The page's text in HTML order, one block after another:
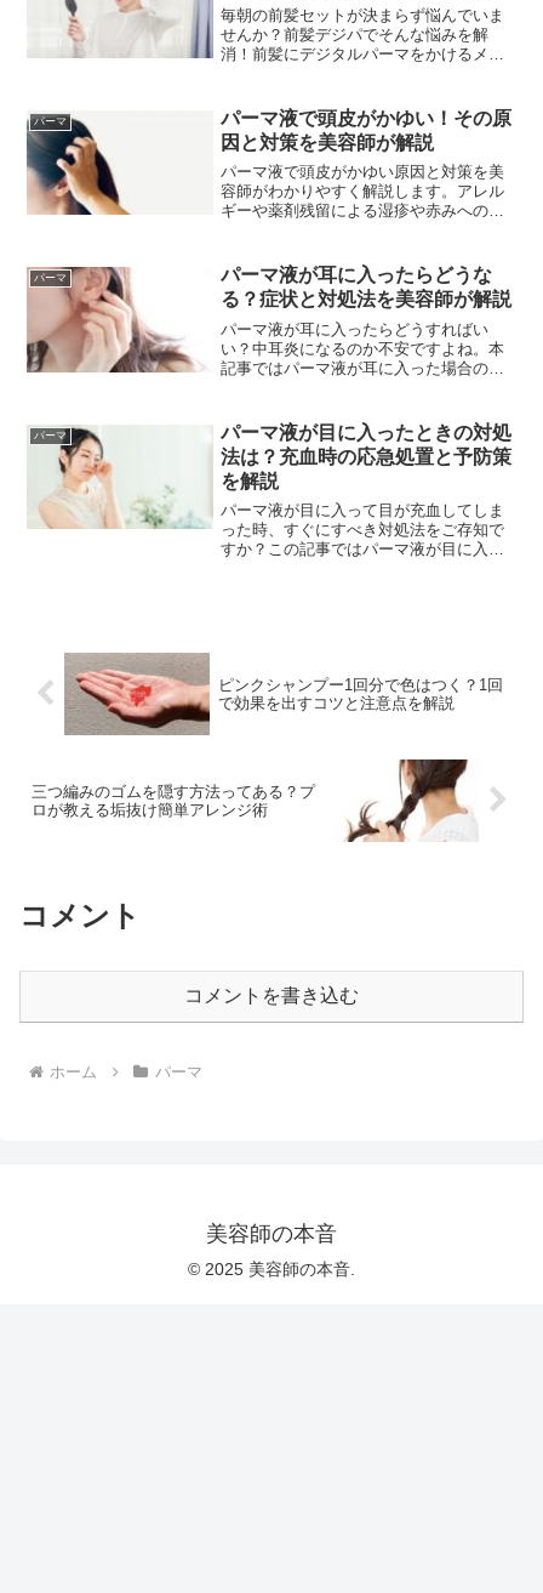
毎朝の前髪セットが決まらず悩んでいま
せんか？前髪デジパでそんな悩みを解
消！前髪にデジタルパーマをかけるメリ
りやすく解説します。この記事を読めば
理想の前髪に近づくヒントが見つかりま
す。
パーマ
パーマ液で頭皮がかゆい！その原
因と対策を美容師が解説
パーマ液で頭皮がかゆい原因と対策を美
容師がわかりやすく解説します。アレル
ギーや薬剤残留による湿疹や赤みへの注
ポイントを知って、安心してパーマを楽
しみましょう。
パーマ
パーマ液が耳に入ったらどうな
る？症状と対処法を美容師が解説
パーマ液が耳に入ったらどうすればい
い？中耳炎になるのか不安ですよね。本
記事ではパーマ液が耳に入った場合の影
パーマ
パーマ液が目に入ったときの対処
法は？充血時の応急処置と予防策
を解説
パーマ液が目に入って目が充血してしま
った時、すぐにすべき対処法をご存知で
すか？この記事ではパーマ液が目に入っ
ピンクシャンプー1回分で色はつく？1回
で効果を出すコツと注意点を解説
三つ編みのゴムを隠す方法ってある？プ
ロが教える垢抜け簡単アレンジ術
コメント
コメントを書き込む
ホーム パーマ
美容師の本音
© 2025 美容師の本音.